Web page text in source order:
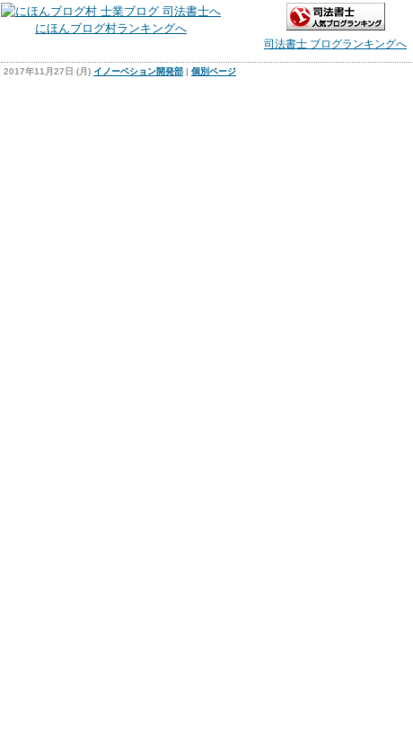
にほんブログ村ランキングへ
司法書士 ブログランキングへ
2017年11月27日 (月) イノーベション開発部 | 個別ページ